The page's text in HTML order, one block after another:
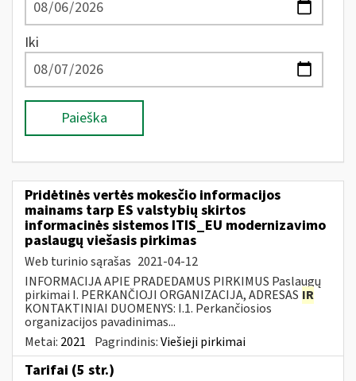
Iki
Paieška
Pridėtinės vertės mokesčio informacijos
mainams tarp ES valstybių skirtos
informacinės sistemos ITIS_EU modernizavimo
paslaugų viešasis pirkimas
Web turinio sąrašas 2021-04-12
INFORMACIJA APIE PRADEDAMUS PIRKIMUS Paslaugų
pirkimai I. PERKANČIOJI ORGANIZACIJA, ADRESAS IR
KONTAKTINIAI DUOMENYS: I.1. Perkančiosios
organizacijos pavadinimas...
Metai: 2021 Pagrindinis:Viešieji pirkimai
Tarifai (5 str.)